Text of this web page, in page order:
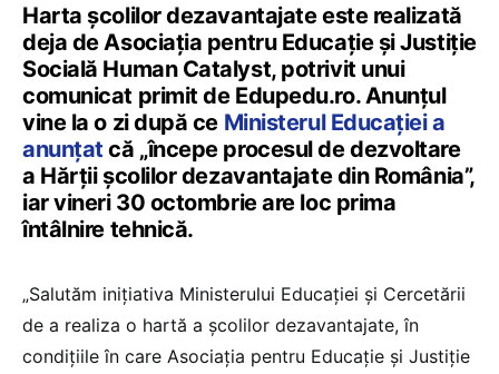
Harta școlilor dezavantajate este realizată
deja de Asociația pentru Educație și Justiție
Socială Human Catalyst, potrivit unui
comunicat primit de Edupedu.ro. Anunțul
vine la o zi după ce Ministerul Educației a
anunțat că „începe procesul de dezvoltare
a Hărții școlilor dezavantajate din România”,
iar vineri 30 octombrie are loc prima
întâlnire tehnică.
„Salutăm inițiativa Ministerului Educației și Cercetării
de a realiza o hartă a școlilor dezavantajate, în
condițiile în care Asociația pentru Educație și Justiție